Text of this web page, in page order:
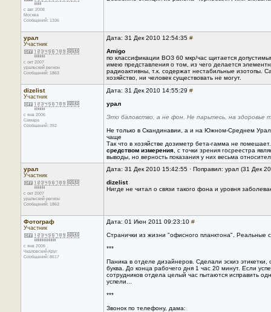
с авг 2008
Москва
Сообщений: 1336
урал
Участник
с окт 2007
уральский регион
Сообщений: 1863
Дата: 31 Дек 2010 12:54:35 #
Amigo
по классификации ВОЗ 60 мкр/час щитается
имею представления о том, из чего делается
радиоактивны, т.к. содержат нестабильные
хозяйство, ни человек существовать не могут.
dizelist
Участник
с янв 2006
Самара
Сообщений: 392
Дата: 31 Дек 2010 14:55:29 #
урал
Это баловство, а не фон. Не парьтесь, на здоровье
Не только в Скандинавии, а и на Южном-Среднем
чаще
Так что в хозяйстве дозиметр бета-гамма не
средством измерения , с точки зрения госреестра
выводы, но верность показания у них весьма
урал
Участник
с окт 2007
уральский регион
Сообщений: 1863
Дата: 31 Дек 2010 15:42:55 · Поправил: урал (31 Дек
dizelist
Нигде не читал о связи такого фона и уровня
Фотограф
Участник
с янв 2006
Чкаловский-Круг
Сообщений: 8617
Дата: 01 Июн 2011 09:23:10 #
Странички из жизни "офисного планктона". Реальные
***
Паника в отделе дизайнеров. Сделали эскиз
буква. До конца рабочего дня 1 час 20 минут. Если
сотрудников отдела целый час пытаются исправить
успели...
***
Звонок по телефону, дама: